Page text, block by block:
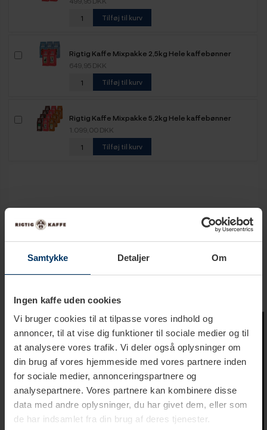
Samtykke Detaljer Om
Ingen kaffe uden cookies
Vi bruger cookies til at tilpasse vores indhold og
annoncer, til at vise dig funktioner til sociale medier og til
at analysere vores trafik. Vi deler også oplysninger om
din brug af vores hjemmeside med vores partnere inden
for sociale medier, annonceringspartnere og
analysepartnere. Vores partnere kan kombinere disse
data med andre oplysninger, du har givet dem, eller som
de har indsamlet fra din brug af deres tjenester.
Tilføj til kurv
Rigtig Kaffe Mixpakke 2,5kg Hele kaffebønner
649,95 DKK
Tilføj til kurv
Rigtig Kaffe Mixpakke 5,2kg Hele kaffebønner
1.099,00 DKK
Tilføj til kurv
Tekniske specifikationer